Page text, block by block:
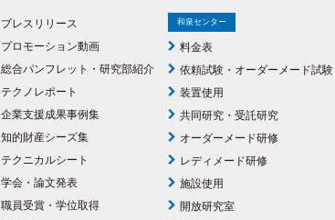
プレスリリース
プロモーション動画
総合パンフレット・研究部紹介
テクノレポート
企業支援成果事例集
知的財産シーズ集
テクニカルシート
学会・論文発表
職員受賞・学位取得
和泉センター
料金表
依頼試験・オーダーメード試験
装置使用
共同研究・受託研究
オーダーメード研修
レディメード研修
施設使用
開放研究室